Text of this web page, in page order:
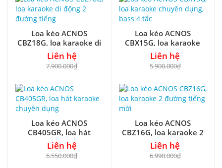
Loa kéo ACNOS
CBZ18G, loa karaoke di
động 2 đường tiếng
Liên hệ
7.900.000₫
Loa kéo ACNOS
CBX15G, loa karaoke
chuyên dụng, bass 4 tấc
Liên hệ
5.900.000₫
Loa kéo ACNOS
CB405GR, loa hát
karaoke chuyên dụng
Liên hệ
6.550.000₫
Loa kéo ACNOS
CBZ16G, loa karaoke 2
đường tiếng mới
Liên hệ
6.990.000₫